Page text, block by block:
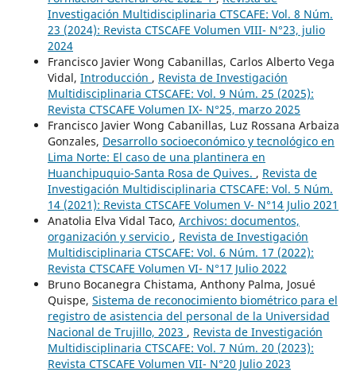
Investigación Multidisciplinaria CTSCAFE: Vol. 8 Núm.
23 (2024): Revista CTSCAFE Volumen VIII- N°23, julio
2024
Francisco Javier Wong Cabanillas, Carlos Alberto Vega
Vidal, Introducción , Revista de Investigación
Multidisciplinaria CTSCAFE: Vol. 9 Núm. 25 (2025):
Revista CTSCAFE Volumen IX- N°25, marzo 2025
Francisco Javier Wong Cabanillas, Luz Rossana Arbaiza
Gonzales, Desarrollo socioeconómico y tecnológico en
Lima Norte: El caso de una plantinera en
Huanchipuquio-Santa Rosa de Quives. , Revista de
Investigación Multidisciplinaria CTSCAFE: Vol. 5 Núm.
14 (2021): Revista CTSCAFE Volumen V- N°14 Julio 2021
Anatolia Elva Vidal Taco, Archivos: documentos,
organización y servicio , Revista de Investigación
Multidisciplinaria CTSCAFE: Vol. 6 Núm. 17 (2022):
Revista CTSCAFE Volumen VI- N°17 Julio 2022
Bruno Bocanegra Chistama, Anthony Palma, Josué
Quispe, Sistema de reconocimiento biométrico para el
registro de asistencia del personal de la Universidad
Nacional de Trujillo, 2023 , Revista de Investigación
Multidisciplinaria CTSCAFE: Vol. 7 Núm. 20 (2023):
Revista CTSCAFE Volumen VII- N°20 Julio 2023